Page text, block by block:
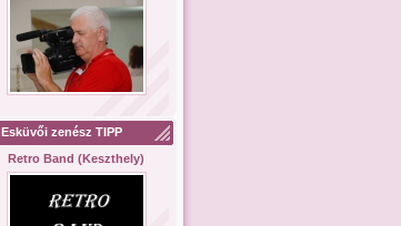
Esküvői zenész TIPP
Retro Band (Keszthely)